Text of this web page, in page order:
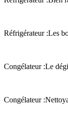
Réfrigérateur :Les
Congélateur :Le
Congélateur :